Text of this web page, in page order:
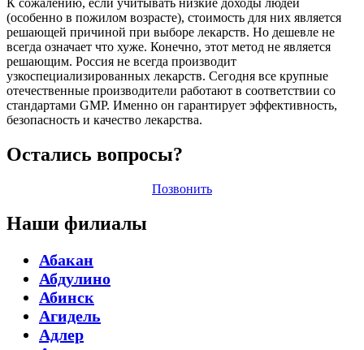
К сожалению, если учитывать низкие доходы людей
(особенно в пожилом возрасте), стоимость для них является
решающей причиной при выборе лекарств. Но дешевле не
всегда означает что хуже. Конечно, этот метод не является
решающим. Россия не всегда производит
узкоспециализированных лекарств. Сегодня все крупные
отечественные производители работают в соответствии со
стандартами GMP. Именно он гарантирует эффективность,
безопасность и качество лекарства.
Остались вопросы?
Позвонить
Наши филиалы
Абакан
Абдулино
Абинск
Агидель
Адлер